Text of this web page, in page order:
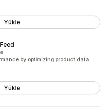
Yükle
by optimizing product data
Yükle